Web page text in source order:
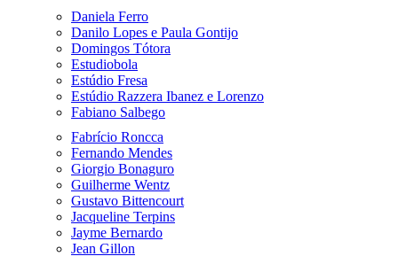
Daniela Ferro
Danilo Lopes e Paula Gontijo
Domingos Tótora
Estudiobola
Estúdio Fresa
Estúdio Razzera Ibanez e Lorenzo
Fabiano Salbego
Fabrício Roncca
Fernando Mendes
Giorgio Bonaguro
Guilherme Wentz
Gustavo Bittencourt
Jacqueline Terpins
Jayme Bernardo
Jean Gillon